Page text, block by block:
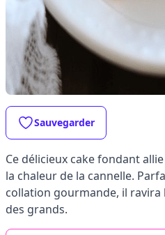
Sauvegarder
Ce délicieux cake fondant
la chaleur de la cannelle.
collation gourmande, il ravira
des grands.